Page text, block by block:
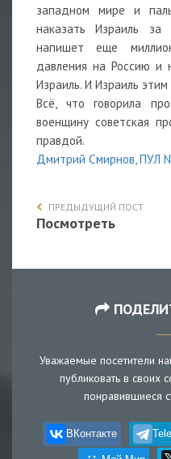
западном мире и
наказать Израиль за
напишет еще
давления на Россию и
Израиль. И Израиль этим
Всё, что говорила
военщину советская
правдой.
Дмитрий Смирнов, ПУЛ
ПРЕДЫДУЩИЙ ПОСТ
Посмотреть
Уважаемые посетители
публиковать в своих
понравившиеся
ВКонтакте